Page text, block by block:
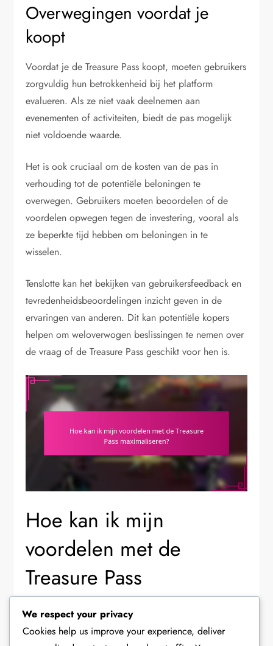
Overwegingen voordat je
koopt
Voordat je de Treasure Pass koopt, moeten gebruikers
zorgvuldig hun betrokkenheid bij het platform
evalueren. Als ze niet vaak deelnemen aan
evenementen of activiteiten, biedt de pas mogelijk
niet voldoende waarde.
Het is ook cruciaal om de kosten van de pas in
verhouding tot de potentiële beloningen te
overwegen. Gebruikers moeten beoordelen of de
voordelen opwegen tegen de investering, vooral als
ze beperkte tijd hebben om beloningen in te
wisselen.
Tenslotte kan het bekijken van gebruikersfeedback en
tevredenheidsbeoordelingen inzicht geven in de
ervaringen van anderen. Dit kan potentiële kopers
helpen om weloverwogen beslissingen te nemen over
de vraag of de Treasure Pass geschikt voor hen is.
Hoe kan ik mijn
voordelen met de
Treasure Pass
maximaliseren?
Om je voordelen met de Treasure Pass te
We respect your privacy
Cookies help us improve your experience, deliver